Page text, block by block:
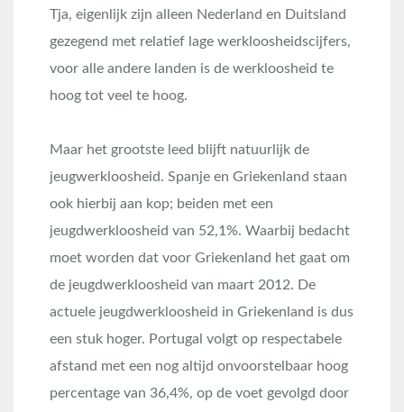
Tja, eigenlijk zijn alleen Nederland en Duitsland
gezegend met relatief lage werkloosheidscijfers,
voor alle andere landen is de werkloosheid te
hoog tot veel te hoog.
Maar het grootste leed blijft natuurlijk de
jeugwerkloosheid. Spanje en Griekenland staan
ook hierbij aan kop; beiden met een
jeugdwerkloosheid van 52,1%. Waarbij bedacht
moet worden dat voor Griekenland het gaat om
de jeugdwerkloosheid van maart 2012. De
actuele jeugdwerkloosheid in Griekenland is dus
een stuk hoger. Portugal volgt op respectabele
afstand met een nog altijd onvoorstelbaar hoog
percentage van 36,4%, op de voet gevolgd door